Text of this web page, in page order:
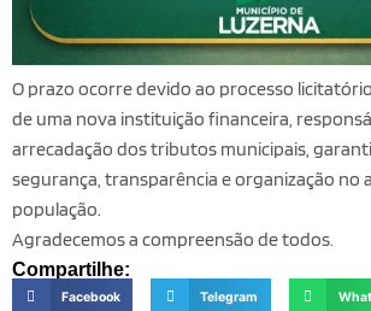
O prazo ocorre devido ao processo
de uma nova instituição financeira,
arrecadação dos tributos municipais,
segurança, transparência e organização no
população.
Agradecemos a compreensão de todos.
Compartilhe:
Facebook Telegram